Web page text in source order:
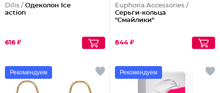
Dilis / Одеколон Ice
action
616 ₽
Euphoria Accessories /
Серьги-кольца
"Смайлики"
844 ₽
Рекомендуем Рекомендуем